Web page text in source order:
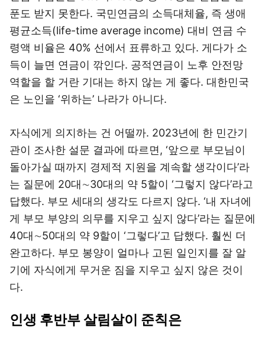
푼도 받지 못한다. 국민연금의 소득대체율, 즉 생애
평균소득(life-time average income) 대비 연금 수
령액 비율은 40% 선에서 표류하고 있다. 게다가 소
득이 늘면 연금이 깎인다. 공적연금이 노후 안전망
역할을 할 거란 기대는 하지 않는 게 좋다. 대한민국
은 노인을 ‘위하는’ 나라가 아니다.
자식에게 의지하는 건 어떨까. 2023년에 한 민간기
관이 조사한 설문 결과에 따르면, ‘앞으로 부모님이
돌아가실 때까지 경제적 지원을 계속할 생각이다’라
는 질문에 20대∼30대의 약 5할이 ‘그렇지 않다’라고
답했다. 부모 세대의 생각도 다르지 않다. ‘내 자녀에
게 부모 부양의 의무를 지우고 싶지 않다’라는 질문에
40대∼50대의 약 9할이 ‘그렇다’고 답했다. 훨씬 더
완고하다. 부모 봉양이 얼마나 고된 일인지를 잘 알
기에 자식에게 무거운 짐을 지우고 싶지 않은 것이
다.
인생 후반부 살림살이 준칙은